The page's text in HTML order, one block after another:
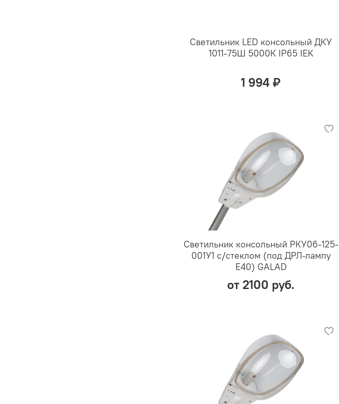
Светильник LED консольный ДКУ
1011-75Ш 5000К IP65 IEK
1 994 ₽
Светильник консольный РКУ06-125-
001У1 с/стеклом (под ДРЛ-лампу
Е40) GALAD
от 2100 руб.